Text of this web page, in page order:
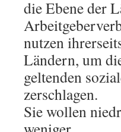
die Ebene der
nutzen
Ländern, um
geltenden
zerschlagen.
Sie wollen